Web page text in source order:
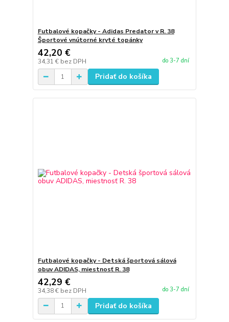
Futbalové kopačky - Adidas Predator v R. 38
Športové vnútorné kryté topánky
42,20 €
34,31 € bez DPH do 3-7 dní
Pridať do košíka
Futbalové kopačky - Detská športová sálová
obuv ADIDAS, miestnosť R. 38
42,29 €
34,38 € bez DPH do 3-7 dní
Pridať do košíka